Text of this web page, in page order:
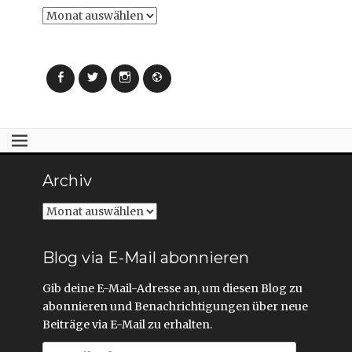
Archiv
FacebookTwitter InstagramWebseite
Archiv
Archiv
Blog via E-Mail abonnieren
Gib deine E-Mail-Adresse an, um diesen Blog zu
abonnieren und Benachrichtigungen über neue
Beiträge via E-Mail zu erhalten.